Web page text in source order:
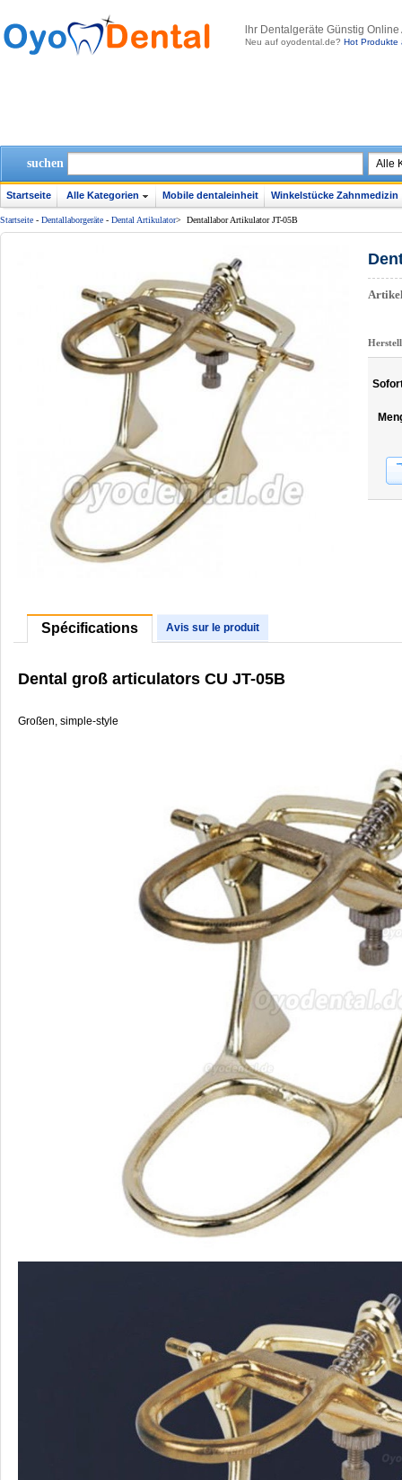
lhr Dentalgeräte Günstig
Neu auf oyodental.de? Hot Produkte
suchen
Startseite Alle Kategorien Mobile dentaleinheit Winkelstücke Zahnmedizin
Startseite - Dentallaborgeräte - Dental Artikulator> Dentallabor Artikulator JT-05B
Spécifications Avis sur le produit
Dental groß articulators CU JT-05B
Großen, simple-style